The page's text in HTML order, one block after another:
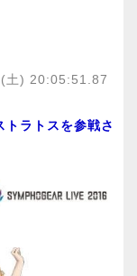
土) 20:05:51.87
トラトスを参戦さ